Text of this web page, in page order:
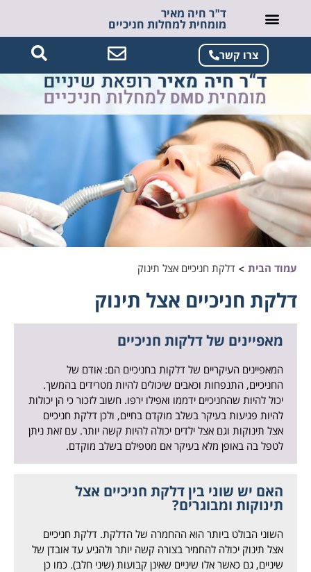
ד"ר חיה מאיר
מומחית למחלות חניכיים
צרו קשר
עמוד הבית > דלקת חניכיים אצל תינוק
דלקת חניכיים אצל תינוק
מאפיינים של דלקות חניכיים
המאפיינים העיקריים של דלקות בחניכיים הם: אודם של
החניכיים, התנפחות וכאבים שיכולים להיות מטרידים בהמשך.
יכול להיות שהחניכיים ידממו ואפילו ירפו. חשוב לזכור כי הן יכולות
להיות פגיעות בעיקר בשלב מוקדם בחיים, ולכן דלקת חניכיים
אצל תינוקות וגם אצל ילדים יכולה להיות קשה יותר. עם זאת ניתן
לטפל בה באופן מלא בעיקר אם מטפילם בשלב מוקדם.
האם יש שוני בין דלקת חניכיים אצל
תינוקות ומבוגרים?
השוני הבולט ביותר הוא ההחמרה של הדלקת. דלקת חניכיים
אצל תינוק יכולה להחמיר בצורה קשה יותר ולהגיע עד אובדן של
שיניים, גם כאשר אלו שיניים שאינן קבועות (שיני חלב). כמו כן